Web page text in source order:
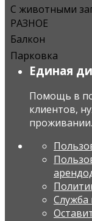
С животными
РАЗНОЕ
Балкон
Парковка
Единая
Помощь в
клиентов,
проживании.
Служба